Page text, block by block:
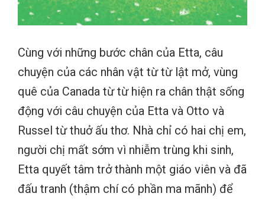
Cùng với những bước chân của Etta, câu
chuyện của các nhân vật từ từ lật mở, vùng
quê của Canada từ từ hiện ra chân thật sống
động với câu chuyện của Etta và Otto và
Russel từ thuở ấu thơ. Nhà chỉ có hai chị em,
người chị mất sớm vì nhiễm trùng khi sinh,
Etta quyết tâm trở thành một giáo viên và đã
đấu tranh (thậm chí có phần ma mãnh) để